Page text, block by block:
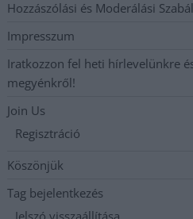
Hozzászólási és Moderálási
Impresszum
Iratkozzon fel heti hírlevelünkre
megyénkről!
Join Us
Regisztráció
Köszönjük
Tag bejelentkezés
Jelszó visszaállítása